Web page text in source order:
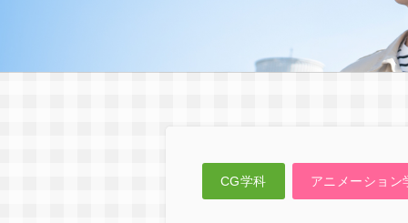
CG学科 アニメーション